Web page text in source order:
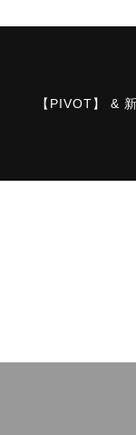
【PIVOT】 &